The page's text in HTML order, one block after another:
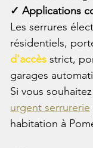
✓ Applications
Les serrures
résidentiels,
d'accès strict,
garages
Si vous
urgent serrurerie
habitation à